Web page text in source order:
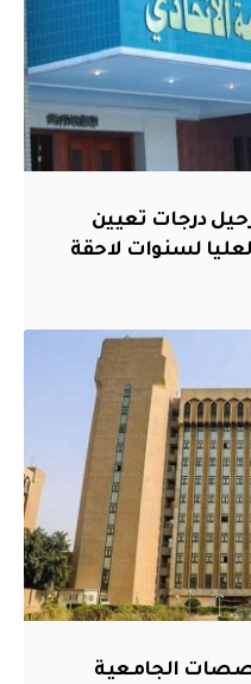
درجات تعيين
لسنوات لاحقة
الجامعية